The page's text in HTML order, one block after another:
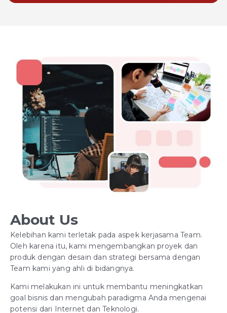
About Us
Kelebihan kami terletak pada aspek kerjasama Team.
Oleh karena itu, kami mengembangkan proyek dan
produk dengan desain dan strategi bersama dengan
Team kami yang ahli di bidangnya.
Kami melakukan ini untuk membantu meningkatkan
goal bisnis dan mengubah paradigma Anda mengenai
potensi dari Internet dan Teknologi.